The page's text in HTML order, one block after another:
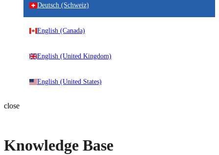
Deutsch (Schweiz)
English (Canada)
English (United Kingdom)
English (United States)
close
Knowledge Base